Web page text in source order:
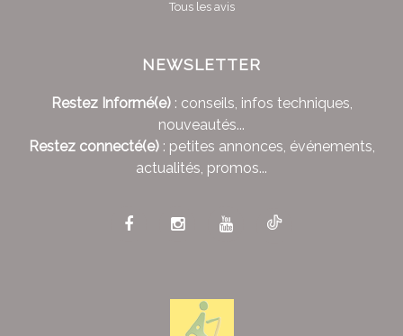
Tous les avis
NEWSLETTER
Restez Informé(e): conseils, infos techniques,
nouveautés...
Restez connecté(e): petites annonces, événements,
actualités, promos...